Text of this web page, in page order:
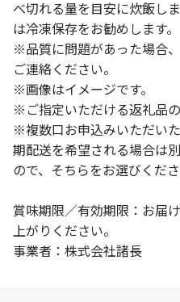
べ切れる量を目安に炊飯し
は冷凍保存をお勧めします。
※品質に問題があった場合
ご連絡ください。
※画像はイメージです。
※ご指定いただける返礼品
※複数口お申込みいただい
期配送を希望される場合は
ので、そちらをお選びくださ
賞味期限／有効期限：お届
上がりください。
事業者：株式会社諸長